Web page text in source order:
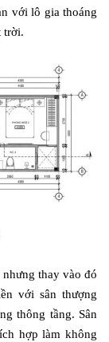
với lô gia thoáng
trời.
thay vào đó
với sân thượng
thông tầng. Sân
hợp làm không